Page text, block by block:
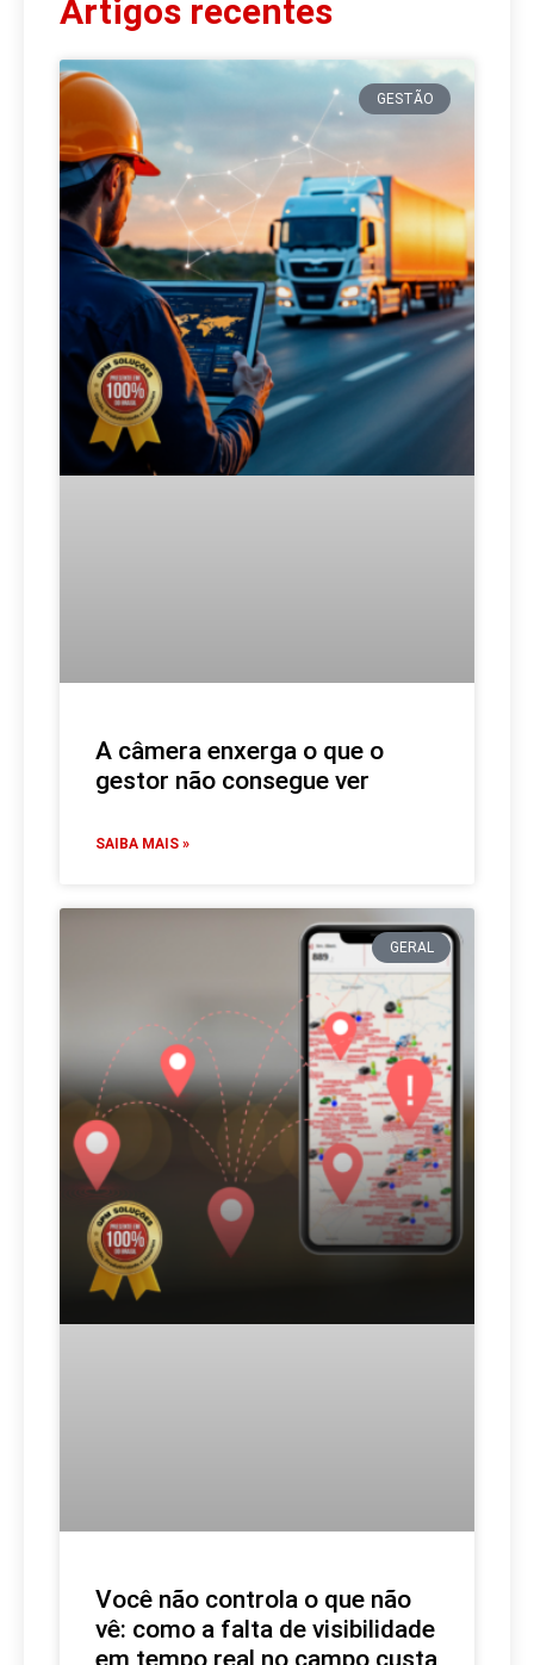
Artigos recentes
GESTÃO
A câmera enxerga o que o
gestor não consegue ver
SAIBA MAIS »
GERAL
Você não controla o que não
vê: como a falta de visibilidade
em tempo real no campo custa